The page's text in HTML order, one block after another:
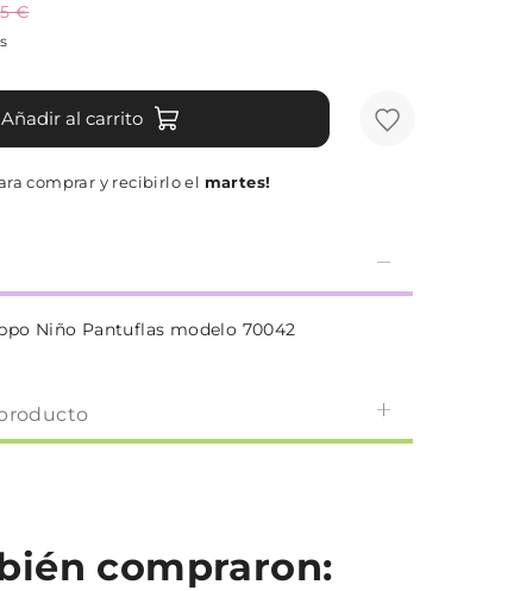
€
Añadir al carrito
comprar y recibirlo el martes!
Niño Pantuflas modelo 70042
compraron: